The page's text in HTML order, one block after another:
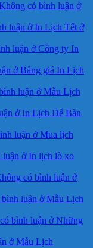
có bình luận ở
luận ở In Lịch Tết ở
luận ở Công ty In
ở Bảng giá In Lịch
luận ở Mẫu Lịch
ở In Lịch Để Bàn
luận ở Mua lịch
luận ở In lịch lò xo
có bình luận ở
luận ở Mẫu Lịch
bình luận ở Những
ở Mẫu Lịch